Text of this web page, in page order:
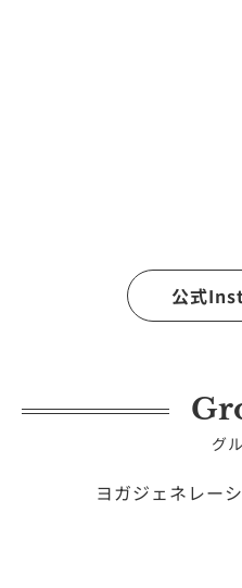
公式
グ
ヨガジェネレー